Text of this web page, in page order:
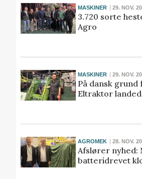
MASKINER 29. NOV.
3.720 sorte
Agro
MASKINER 29. NOV.
På dansk
Eltraktor
AGROMEK 28. NOV.
Afslører nyhed:
batteridrevet